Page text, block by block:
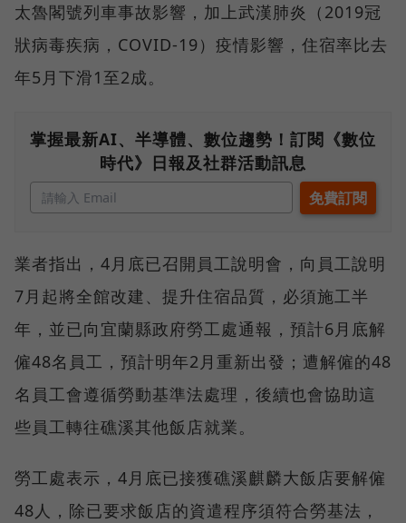
太魯閣號列車事故影響，加上武漢肺炎（2019冠
狀病毒疾病，COVID-19）疫情影響，住宿率比去
年5月下滑1至2成。
掌握最新AI、半導體、數位趨勢！訂閱《數位
時代》日報及社群活動訊息
業者指出，4月底已召開員工說明會，向員工說明
7月起將全館改建、提升住宿品質，必須施工半
年，並已向宜蘭縣政府勞工處通報，預計6月底解
僱48名員工，預計明年2月重新出發；遭解僱的48
名員工會遵循勞動基準法處理，後續也會協助這
些員工轉往礁溪其他飯店就業。
勞工處表示，4月底已接獲礁溪麒麟大飯店要解僱
48人，除已要求飯店的資遣程序須符合勞基法，